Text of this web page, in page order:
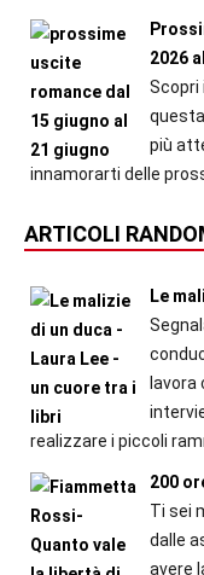
2026
Scopri
più
innamorarti delle
ARTICOLI
Le
realizzare i piccoli
200
Ti sei
dalle
avere